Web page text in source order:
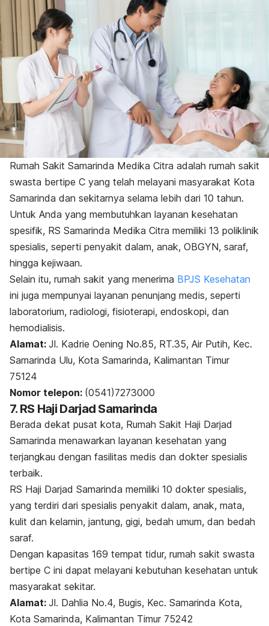
Rumah Sakit Samarinda Medika Citra adalah rumah sakit
swasta bertipe C yang telah melayani masyarakat Kota
Samarinda dan sekitarnya selama lebih dari 10 tahun.
Untuk Anda yang membutuhkan layanan kesehatan
spesifik, RS Samarinda Medika Citra memiliki 13 poliklinik
spesialis, seperti penyakit dalam, anak, OBGYN, saraf,
hingga kejiwaan.
Selain itu, rumah sakit yang menerima BPJS Kesehatan
ini juga mempunyai layanan penunjang medis, seperti
laboratorium, radiologi, fisioterapi, endoskopi, dan
hemodialisis.
Alamat: Jl. Kadrie Oening No.85, RT.35, Air Putih, Kec.
Samarinda Ulu, Kota Samarinda, Kalimantan Timur
75124
Nomor telepon: (0541)7273000
7. RS Haji Darjad Samarinda
Berada dekat pusat kota, Rumah Sakit Haji Darjad
Samarinda menawarkan layanan kesehatan yang
terjangkau dengan fasilitas medis dan dokter spesialis
terbaik.
RS Haji Darjad Samarinda memiliki 10 dokter spesialis,
yang terdiri dari spesialis penyakit dalam, anak, mata,
kulit dan kelamin, jantung, gigi, bedah umum, dan bedah
saraf.
Dengan kapasitas 169 tempat tidur, rumah sakit swasta
bertipe C ini dapat melayani kebutuhan kesehatan untuk
masyarakat sekitar.
Alamat: Jl. Dahlia No.4, Bugis, Kec. Samarinda Kota,
Kota Samarinda, Kalimantan Timur 75242